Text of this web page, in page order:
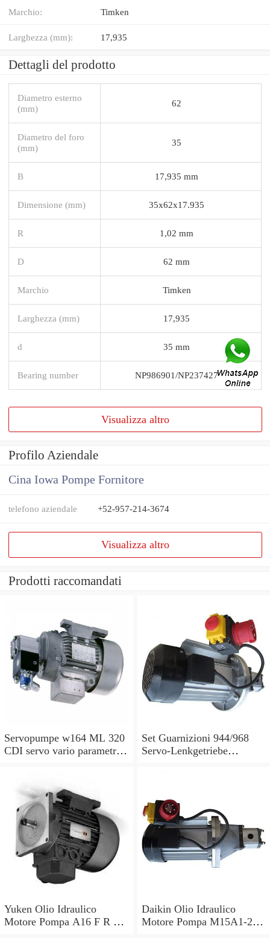
Marchio: Timken
Larghezza (mm): 17,935
Dettagli del prodotto
Diametro esterno
(mm)
62
Diametro del foro
(mm)
35
B 17,935 mm
Dimensione (mm) 35x62x17.935
R 1,02 mm
D 62 mm
Marchio Timken
Larghezza (mm) 17,935
d 35 mm
Bearing number NP986901/NP237427
Visualizza altro
Profilo Aziendale
Cina Iowa Pompe Fornitore
telefono aziendale +52-957-214-3674
Visualizza altro
Prodotti raccomandati
Servopumpe w164 ML 320
CDI servo vario parametri
Set Guarnizioni 944/968
Servo-Lenkgetriebe
Yuken Olio Idraulico
Motore Pompa A16 F R 01
Daikin Olio Idraulico
Motore Pompa M15A1-2-